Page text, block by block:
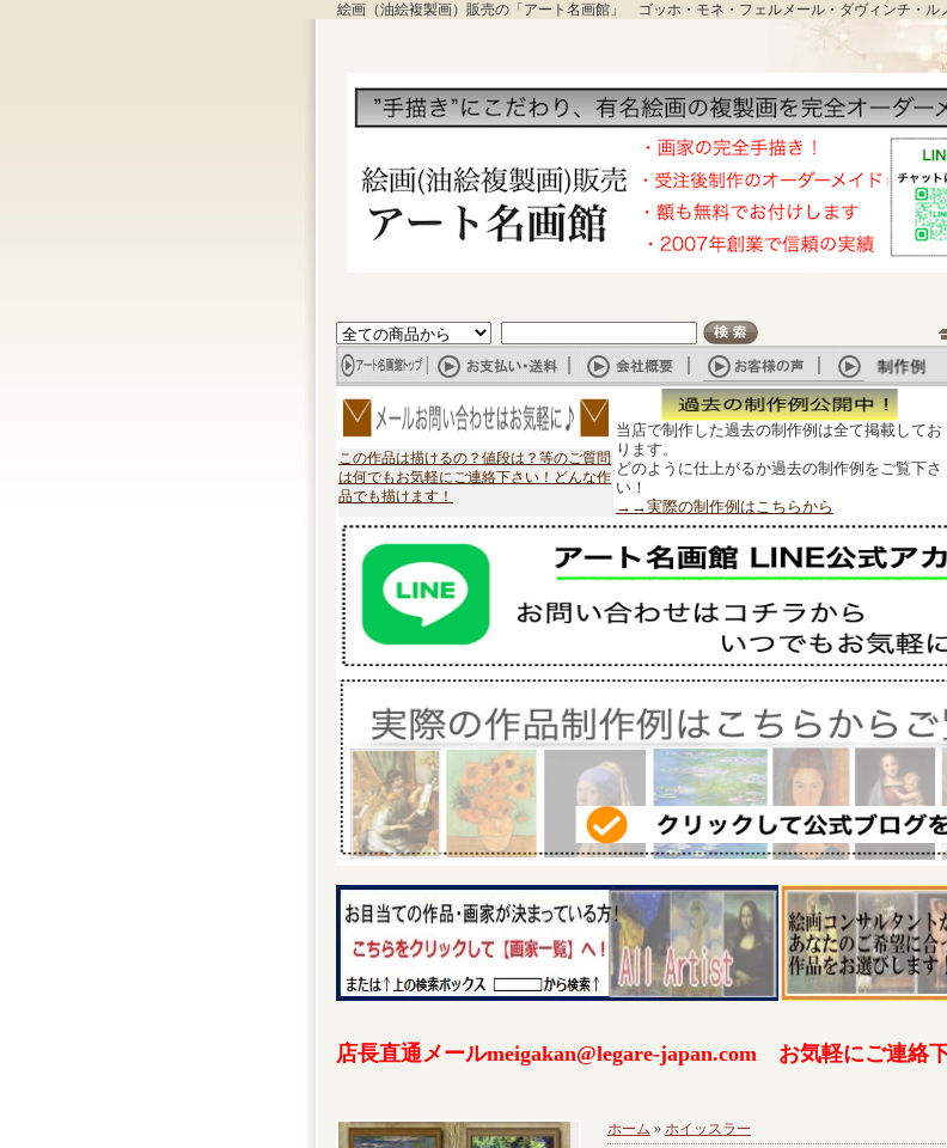
絵画（油絵複製画）販売の「アート名画館」 ゴッホ・モネ・フェルメール・ダヴィンチ・ル
この作品は描けるの？値段は？等のご質問
は何でもお気軽にご連絡下さい！どんな作
品でも描けます！
当店で制作した過去の制作例は全て掲載してお
ります。
どのように仕上がるか過去の制作例をご覧下さ
い！
→→実際の制作例はこちらから
店長直通メールmeigakan@legare-japan.com お気軽にご連絡
ホーム » ホイッスラー